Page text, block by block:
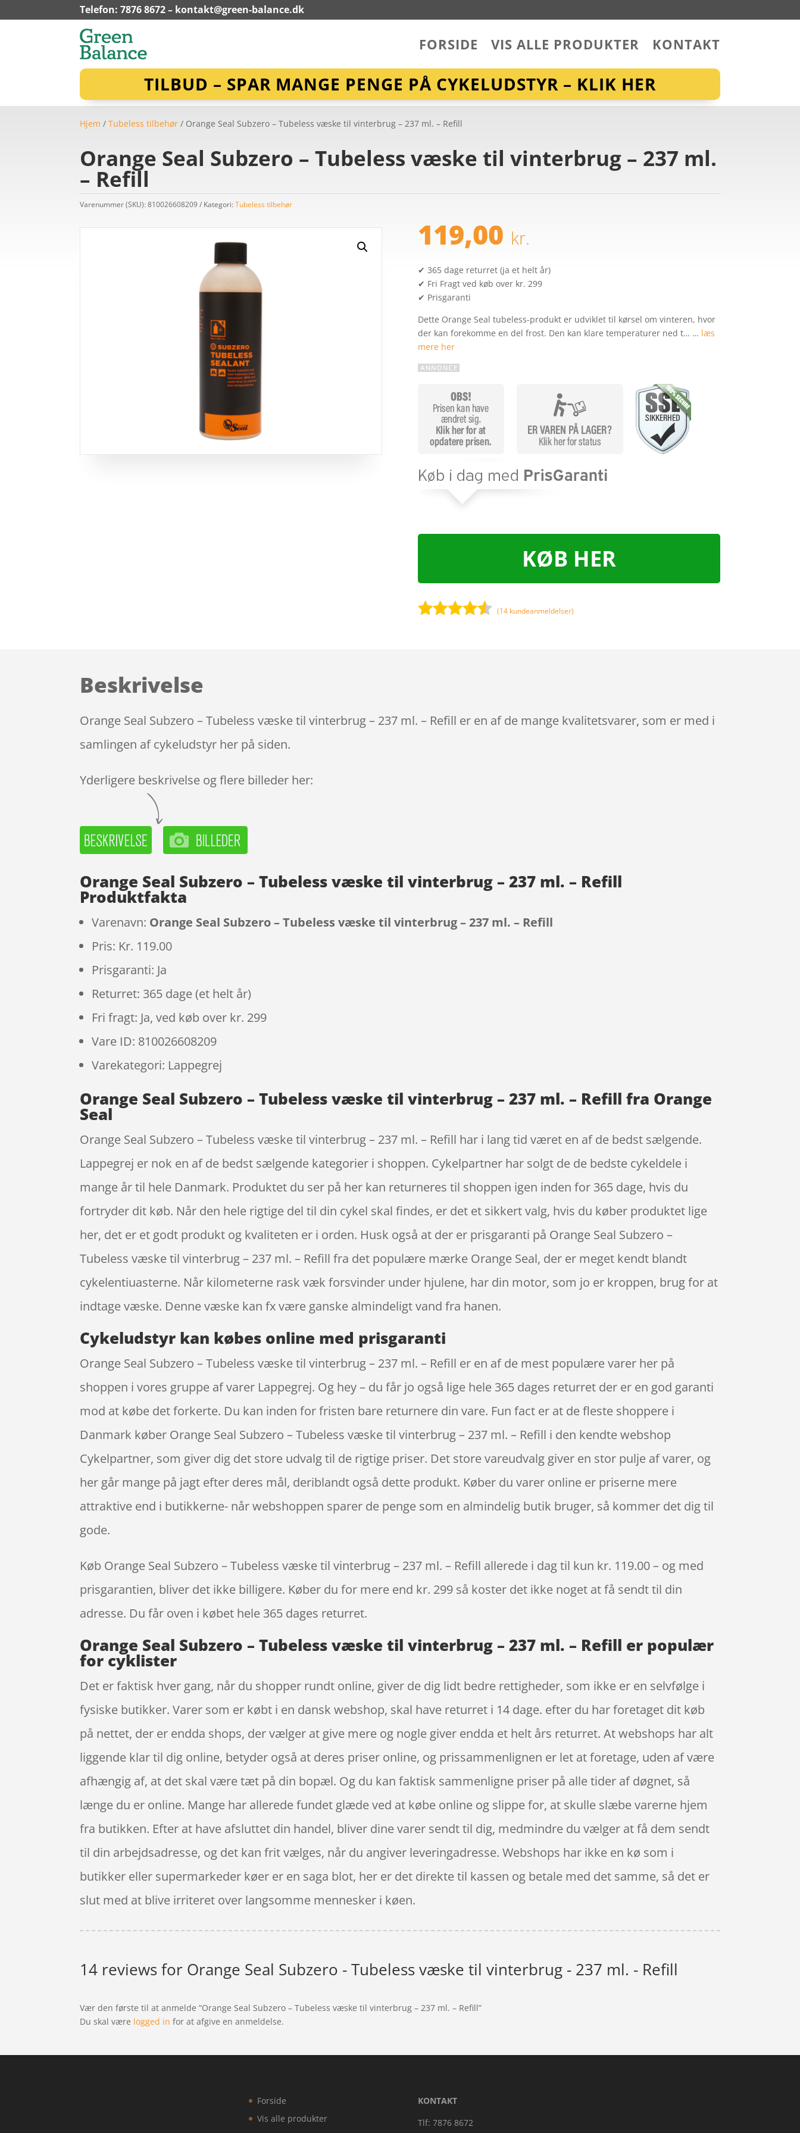
Telefon: 7876 8672 – kontakt@green-balance.dk
FORSIDE VIS ALLE PRODUKTER KONTAKT
TILBUD – SPAR MANGE PENGE PÅ CYKELUDSTYR – KLIK HER
Hjem /Tubeless tilbehør / Orange Seal Subzero – Tubeless væske til vinterbrug – 237 ml. – Refill
Orange Seal Subzero – Tubeless væske til vinterbrug – 237 ml.
– Refill
Varenummer (SKU):810026608209 Kategori:Tubeless tilbehør
119,00 kr.
✔ 365 dage returret (ja et helt år)
✔ Fri Fragt ved køb over kr. 299
✔ Prisgaranti
Dette Orange Seal tubeless-produkt er udviklet til kørsel om vinteren, hvor
der kan forekomme en del frost. Den kan klare temperaturer ned t… … læs
mere her
KØB HER
mmelser
(14 kundeanmeldelser)
Beskrivelse
Orange Seal Subzero – Tubeless væske til vinterbrug – 237 ml. – Refill er en af de mange kvalitetsvarer, som er med i
samlingen af cykeludstyr her på siden.
Yderligere beskrivelse og flere billeder her:
Orange Seal Subzero – Tubeless væske til vinterbrug – 237 ml. – Refill
Produktfakta
Varenavn: Orange Seal Subzero – Tubeless væske til vinterbrug – 237 ml. – Refill
Pris: Kr. 119.00
Prisgaranti: Ja
Returret: 365 dage (et helt år)
Fri fragt: Ja, ved køb over kr. 299
Vare ID: 810026608209
Varekategori: Lappegrej
Orange Seal Subzero – Tubeless væske til vinterbrug – 237 ml. – Refill fra Orange
Seal
Orange Seal Subzero – Tubeless væske til vinterbrug – 237 ml. – Refill har i lang tid været en af de bedst sælgende.
Lappegrej er nok en af de bedst sælgende kategorier i shoppen. Cykelpartner har solgt de de bedste cykeldele i
mange år til hele Danmark. Produktet du ser på her kan returneres til shoppen igen inden for 365 dage, hvis du
fortryder dit køb. Når den hele rigtige del til din cykel skal findes, er det et sikkert valg, hvis du køber produktet lige
her, det er et godt produkt og kvaliteten er i orden. Husk også at der er prisgaranti på Orange Seal Subzero –
Tubeless væske til vinterbrug – 237 ml. – Refill fra det populære mærke Orange Seal, der er meget kendt blandt
cykelentiuasterne. Når kilometerne rask væk forsvinder under hjulene, har din motor, som jo er kroppen, brug for at
indtage væske. Denne væske kan fx være ganske almindeligt vand fra hanen.
Cykeludstyr kan købes online med prisgaranti
Orange Seal Subzero – Tubeless væske til vinterbrug – 237 ml. – Refill er en af de mest populære varer her på
shoppen i vores gruppe af varer Lappegrej. Og hey – du får jo også lige hele 365 dages returret der er en god garanti
mod at købe det forkerte. Du kan inden for fristen bare returnere din vare. Fun fact er at de fleste shoppere i
Danmark køber Orange Seal Subzero – Tubeless væske til vinterbrug – 237 ml. – Refill i den kendte webshop
Cykelpartner, som giver dig det store udvalg til de rigtige priser. Det store vareudvalg giver en stor pulje af varer, og
her går mange på jagt efter deres mål, deriblandt også dette produkt. Køber du varer online er priserne mere
attraktive end i butikkerne- når webshoppen sparer de penge som en almindelig butik bruger, så kommer det dig til
gode.
Køb Orange Seal Subzero – Tubeless væske til vinterbrug – 237 ml. – Refill allerede i dag til kun kr. 119.00 – og med
prisgarantien, bliver det ikke billigere. Køber du for mere end kr. 299 så koster det ikke noget at få sendt til din
adresse. Du får oven i købet hele 365 dages returret.
Orange Seal Subzero – Tubeless væske til vinterbrug – 237 ml. – Refill er populær
for cyklister
Det er faktisk hver gang, når du shopper rundt online, giver de dig lidt bedre rettigheder, som ikke er en selvfølge i
fysiske butikker. Varer som er købt i en dansk webshop, skal have returret i 14 dage. efter du har foretaget dit køb
på nettet, der er endda shops, der vælger at give mere og nogle giver endda et helt års returret. At webshops har alt
liggende klar til dig online, betyder også at deres priser online, og prissammenlignen er let at foretage, uden af være
afhængig af, at det skal være tæt på din bopæl. Og du kan faktisk sammenligne priser på alle tider af døgnet, så
længe du er online. Mange har allerede fundet glæde ved at købe online og slippe for, at skulle slæbe varerne hjem
fra butikken. Efter at have afsluttet din handel, bliver dine varer sendt til dig, medmindre du vælger at få dem sendt
til din arbejdsadresse, og det kan frit vælges, når du angiver leveringadresse. Webshops har ikke en kø som i
butikker eller supermarkeder køer er en saga blot, her er det direkte til kassen og betale med det samme, så det er
slut med at blive irriteret over langsomme mennesker i køen.
14 reviews for Orange Seal Subzero - Tubeless væske til vinterbrug - 237 ml. - Refill
Vær den første til at anmelde “Orange Seal Subzero – Tubeless væske til vinterbrug – 237 ml. – Refill”
Du skal være logged in for at afgive en anmeldelse.
Forside
Vis alle produkter
KONTAKT
Tlf: 7876 8672